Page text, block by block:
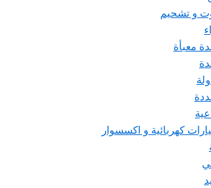
و تشحيم
معبأة
كهربائية و اكسسوار